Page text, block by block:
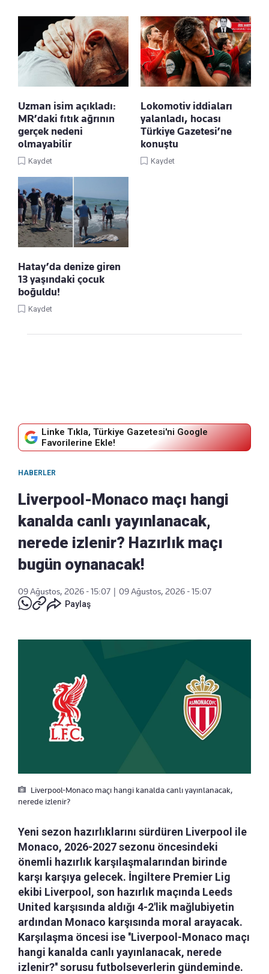
Uzman isim açıkladı:
MR’daki fıtık ağrının
gerçek nedeni
olmayabilir
Kaydet
Lokomotiv iddiaları
yalanladı, hocası
Türkiye Gazetesi’ne
konuştu
Kaydet
Hatay’da denize giren
13 yaşındaki çocuk
boğuldu!
Kaydet
Linke Tıkla, Türkiye Gazetesi'ni Google
Favorilerine Ekle!
HABERLER
Liverpool-Monaco maçı hangi
kanalda canlı yayınlanacak,
nerede izlenir? Hazırlık maçı
bugün oynanacak!
09 Ağustos, 2026 - 15:07
09 Ağustos, 2026 - 15:07
Paylaş
Liverpool-Monaco maçı hangi kanalda canlı yayınlanacak,
nerede izlenir?
Yeni sezon hazırlıklarını sürdüren Liverpool ile
Monaco, 2026-2027 sezonu öncesindeki
önemli hazırlık karşılaşmalarından birinde
karşı karşıya gelecek. İngiltere Premier Lig
ekibi Liverpool, son hazırlık maçında Leeds
United karşısında aldığı 4-2'lik mağlubiyetin
ardından Monaco karşısında moral arayacak.
Karşılaşma öncesi ise ''Liverpool-Monaco maçı
hangi kanalda canlı yayınlanacak, nerede
izlenir?'' sorusu futbolseverlerin gündeminde.